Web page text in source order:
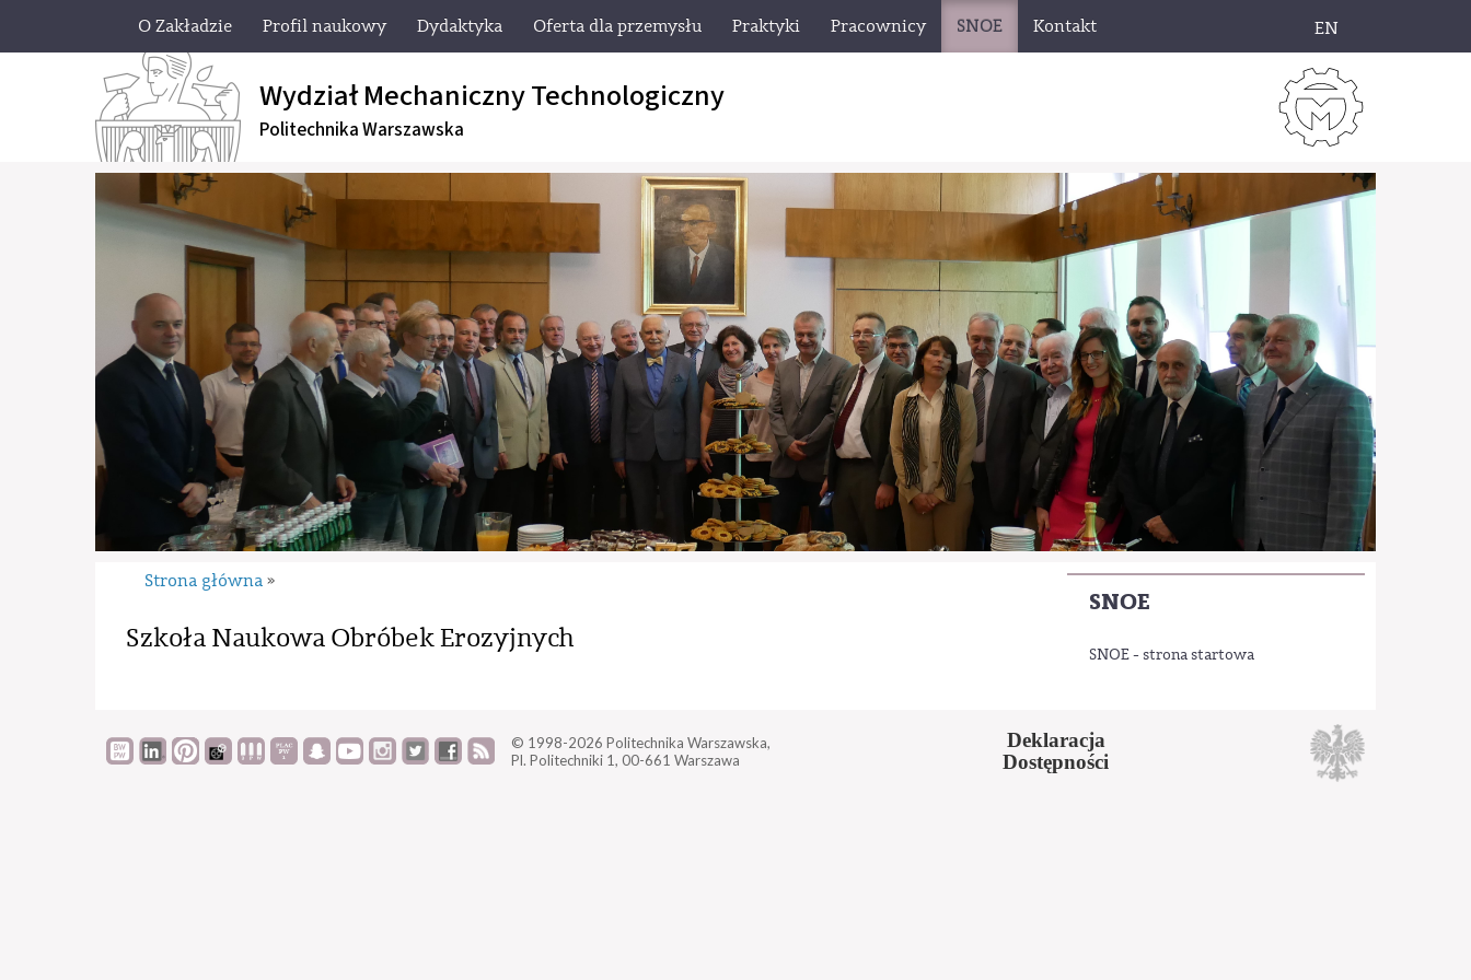
O Zakładzie Profil naukowy Dydaktyka Oferta dla przemysłu Praktyki Pracownicy SNOE Kontakt EN
Wydział Mechaniczny Technologiczny
Politechnika Warszawska
SNOE
SNOE - strona startowa
Strona główna »
Szkoła Naukowa Obróbek Erozyjnych
© 1998-2026 Politechnika Warszawska,
Pl. Politechniki 1, 00-661 Warszawa
Deklaracja
Dostępności